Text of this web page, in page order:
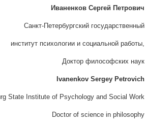
Иваненков Сергей Петрович
Санкт-Петербургский государственный
институт психологии и социальной работы,
Доктор философских наук
Ivanenkov Sergey Petrovich
State Institute of Psychology and Social Work
Doctor of science in philosophy